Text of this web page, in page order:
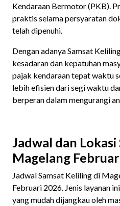
Kendaraan Bermotor (PKB).
praktis selama persyaratan
telah dipenuhi.
Dengan adanya Samsat
kesadaran dan kepatuhan
pajak kendaraan tepat waktu
lebih efisien dari segi waktu
berperan dalam mengurangi
Jadwal dan
Magelang
Jadwal Samsat Keliling di
Februari 2026. Jenis layanan
yang mudah dijangkau oleh